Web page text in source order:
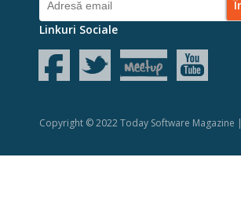
Linkuri Sociale
Copyright © 2022 Today Software Magazine |